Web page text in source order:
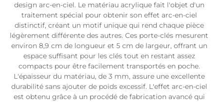
design arc-en-ciel. Le matériau acrylique fait l'objet d'un
traitement spécial pour obtenir son effet arc-en-ciel
distinctif, créant un motif unique qui rend chaque pièce
légèrement différente des autres. Ces porte-clés mesurent
environ 8,9 cm de longueur et 5 cm de largeur, offrant un
espace suffisant pour les clés tout en restant assez
compacts pour être facilement transportés en poche.
L'épaisseur du matériau, de 3 mm, assure une excellente
durabilité sans ajouter de poids excessif. L'effet arc-en-ciel
est obtenu grâce à un procédé de fabrication avancé qui